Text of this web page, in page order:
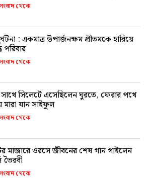
থেকে
: একমাত্র উপার্জনক্ষম প্রীতমকে হারিয়ে
পরিবার
থেকে
সাথে সিলেটে এসেছিলেন ঘুরতে, ফেরার পথে
মারা যান সাইফুল
থেকে
মাজারে ওরসে জীবনের শেষ গান গাইলেন
ভৈরবী
থেকে